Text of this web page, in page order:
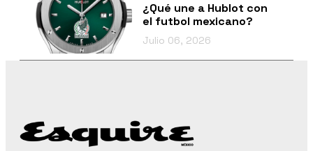
¿Qué une a Hublot con
el futbol mexicano?
Julio 06, 2026